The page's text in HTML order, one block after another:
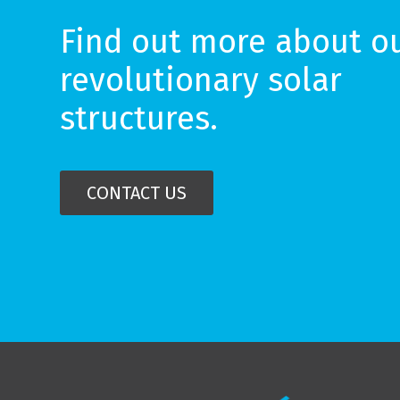
Find out more about
revolutionary solar
structures.
CONTACT US